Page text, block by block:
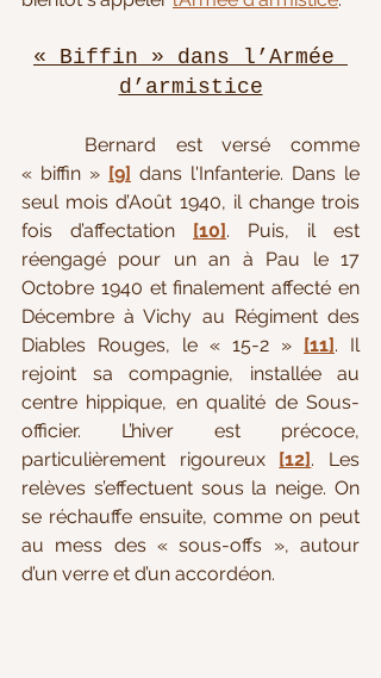
« Biffin » dans l’Armée
d’armistice
Bernard est versé comme
« biffin » [9] dans l'Infanterie. Dans le
seul mois d’Août 1940, il change trois
fois d’affectation [10]. Puis, il est
réengagé pour un an à Pau le 17
Octobre 1940 et finalement affecté en
Décembre à Vichy au Régiment des
Diables Rouges, le « 15-2 » [11]. Il
rejoint sa compagnie, installée au
centre hippique, en qualité de Sous-
officier. L’hiver est précoce,
particulièrement rigoureux [12]. Les
relèves s’effectuent sous la neige. On
se réchauffe ensuite, comme on peut
au mess des « sous-offs », autour
d’un verre et d’un accordéon.